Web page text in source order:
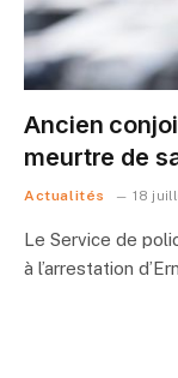
Ancien
meurtre de
Actualités 18
Le Service de
à l’arrestation